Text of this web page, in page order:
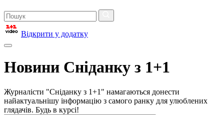
Відкрити у додатку
Новини Сніданку з 1+1
Журналісти "Сніданку з 1+1" намагаються донести
найактуальнішу інформацію з самого ранку для улюблених
глядачів. Будь в курсі!